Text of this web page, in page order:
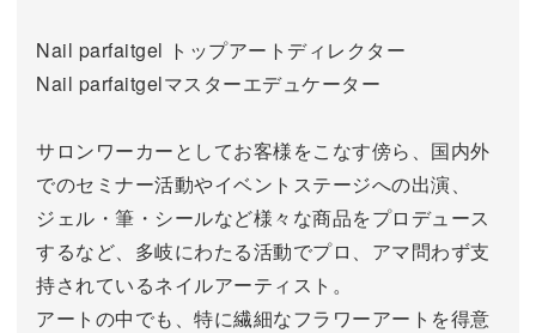
Nail parfaitgel トップアートディレクター
Nail parfaitgelマスターエデュケーター
サロンワーカーとしてお客様をこなす傍ら、国内外
でのセミナー活動やイベントステージへの出演、
ジェル・筆・シールなど様々な商品をプロデュース
するなど、多岐にわたる活動でプロ、アマ問わず支
持されているネイルアーティスト。
アートの中でも、特に繊細なフラワーアートを得意